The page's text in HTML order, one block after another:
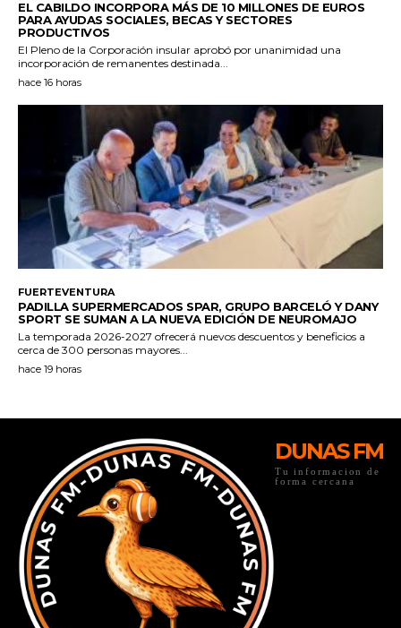
DUNAS FM
Tu informacion de
forma cercana